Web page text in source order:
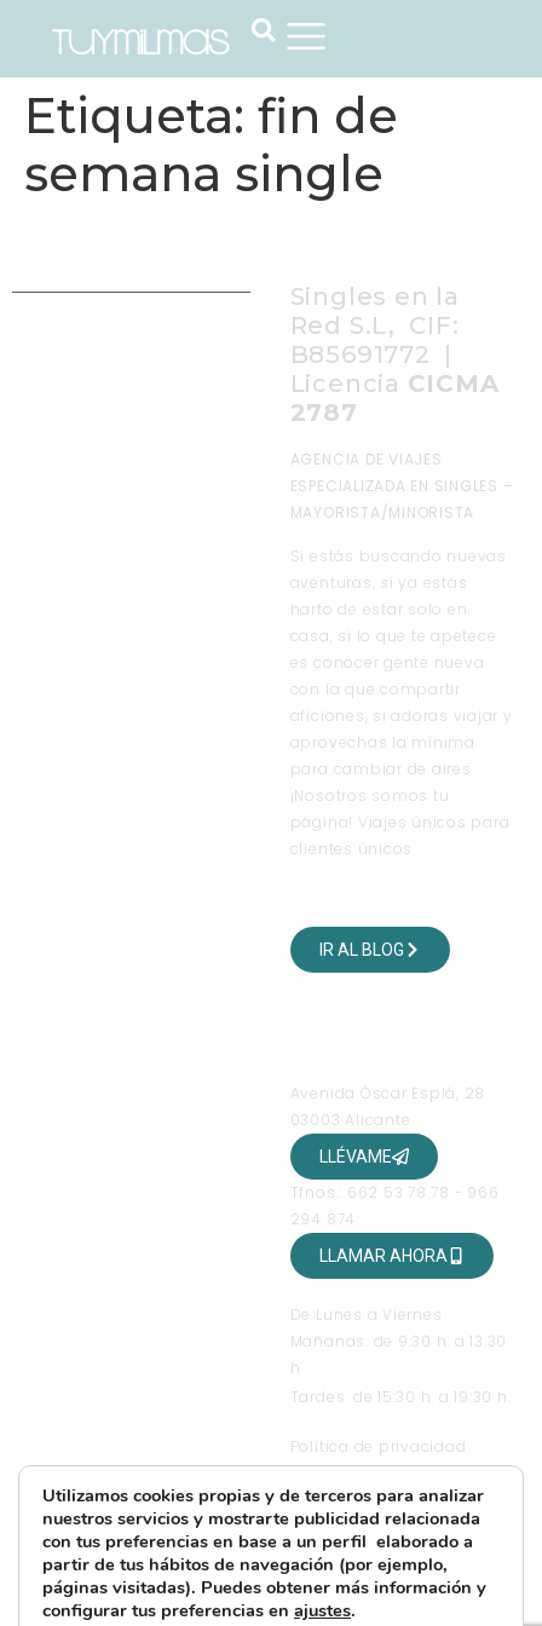
Etiqueta: fin de
semana single
Singles en la
Red S.L, CIF:
B85691772 |
Licencia CICMA
2787
AGENCIA DE VIAJES
ESPECIALIZADA EN SINGLES –
MAYORISTA/MINORISTA
Si estás buscando nuevas
aventuras, si ya estás
harto de estar solo en
casa, si lo que te apetece
es conocer gente nueva
con la que compartir
aficiones, si adoras viajar y
aprovechas la mínima
para cambiar de aires
¡Nosotros somos tu
página! Viajes únicos para
clientes únicos.
IR AL BLOG
Avenida Óscar Esplá, 28
03003 Alicante
LLÉVAME
Tfnos.: 662 53 78 78 - 966
294 874
LLAMAR AHORA
De Lunes a Viernes
Mañanas: de 9:30 h. a 13:30
h.
Tardes: de 15:30 h. a 19:30 h.
Política de privacidad
contratación
Condiciones de uso
Política de Cookies
Más información sobre
Cookies
Utilizamos cookies propias y de terceros para analizar
nuestros servicios y mostrarte publicidad relacionada
con tus preferencias en base a un perfil elaborado a
partir de tus hábitos de navegación (por ejemplo,
páginas visitadas). Puedes obtener más información y
configurar tus preferencias en ajustes.